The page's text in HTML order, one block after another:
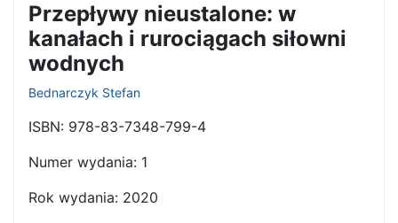
Przepływy nieustalone: w
kanałach i rurociągach siłowni
wodnych
Bednarczyk Stefan
ISBN: 978-83-7348-799-4
Numer wydania: 1
Rok wydania: 2020